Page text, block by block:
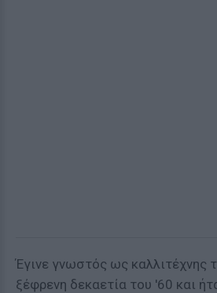
Έγινε γνωστός ως καλλιτέχνης
ξέφρενη δεκαετία του '60 και